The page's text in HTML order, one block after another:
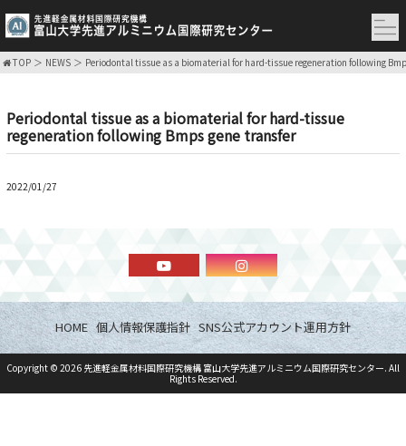
TOP NEWS Periodontal tissue as a biomaterial for hard-tissue regeneration following
Periodontal tissue as a biomaterial for hard-tissue
regeneration following Bmps gene transfer
2022/01/27
HOME 個人情報保護指針 SNS公式アカウント運用方針
Copyright © 2026 先進軽金属材料国際研究機構 富山大学先進アルミニウム国際研究センター. All
Rights Reserved.